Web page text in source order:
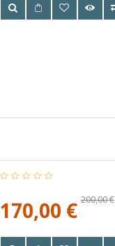
200,00 €
170,00 €